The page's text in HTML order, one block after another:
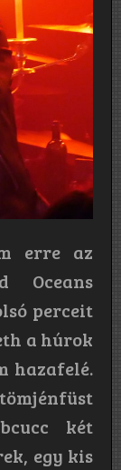
erre az
Oceans
perceit
a húrok
hazafelé.
két
egy kis